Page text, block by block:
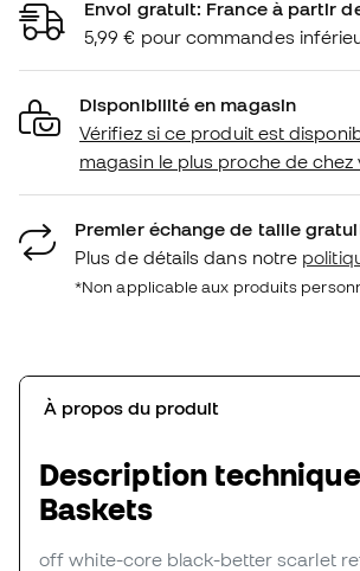
Envoi gratuit: France à partir
5,99 € pour commandes
Disponibilité en magasin
Vérifiez si ce produit est
magasin le plus proche de chez
Premier échange de taille
Plus de détails dans notre
*Non applicable aux produits
À propos du produit
Description
Baskets
off white-core black-better scarlet